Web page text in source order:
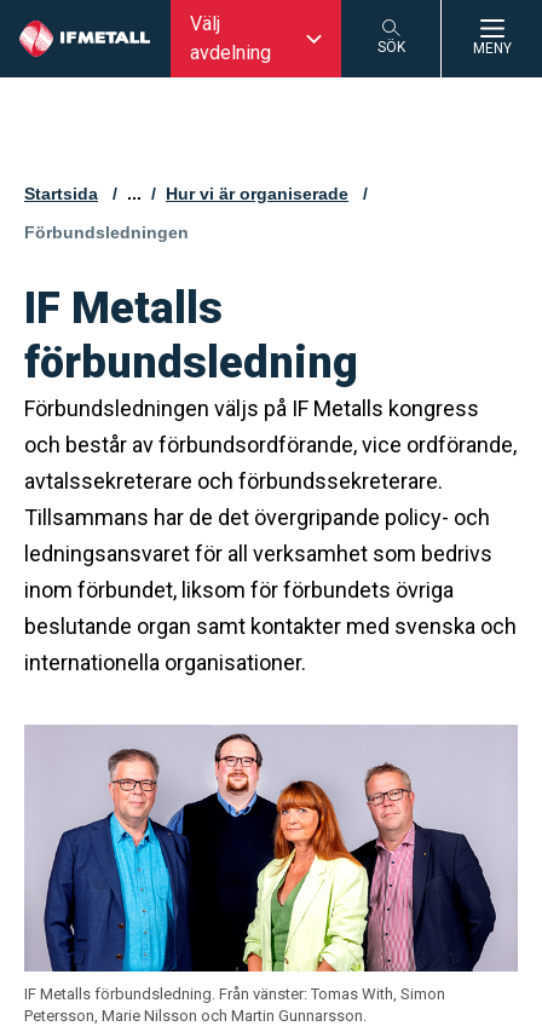
Välj
avdelning
SÖK MENY
Startsida ...
Hur vi är organiserade
Aktuell sida:
Förbundsledningen
IF Metalls
förbundsledning
Förbundsledningen väljs på IF Metalls kongress
och består av förbundsordförande, vice ordförande,
avtalssekreterare och förbundssekreterare.
Tillsammans har de det övergripande policy- och
ledningsansvaret för all verksamhet som bedrivs
inom förbundet, liksom för förbundets övriga
beslutande organ samt kontakter med svenska och
internationella organisationer.
IF Metalls förbundsledning. Från vänster: Tomas With, Simon
Petersson, Marie Nilsson och Martin Gunnarsson.